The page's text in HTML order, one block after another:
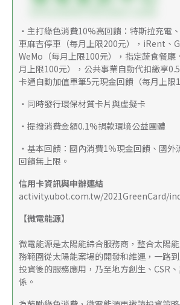
・主打綠色消費10%高回饋：特斯拉充電
車麻吉停車（每月上限200元），iRent、
WeMo（每月上限100元），指定蔬食餐廳
月上限100元），公共事業自動代扣繳享
卡通自動加值單筆5元現金回饋（每月上限
・同時發行環保材質卡片與虛擬卡
・提撥消費金額0.1%捐款環境公益團體
・基本回饋：國內消費1％現金回饋、國外
回饋無上限。
信用卡資訊與申辦連結
activity.ubot.com.tw/2021GreenCard/
【微電能源】
微電能源是太陽能綜合服務商，整合太陽
務範圍從太陽能案場的開發和維運，一路
投資後的服務應用，乃至地方創生、CSR
係。